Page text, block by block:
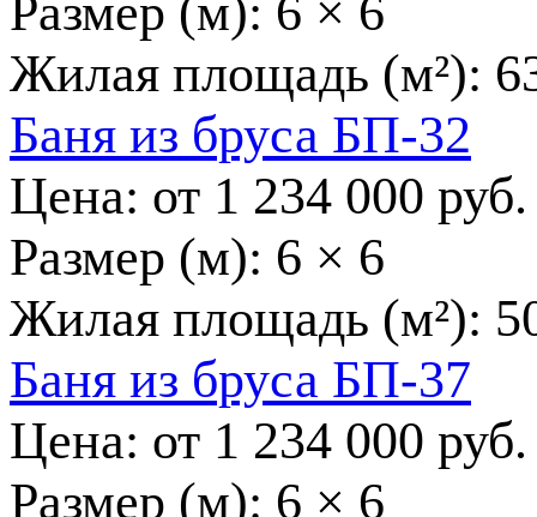
Размер (м): 6 × 6
Жилая площадь (м²):
Баня из бруса БП-32
Цена: от 1 234 000 руб.
Размер (м): 6 × 6
Жилая площадь (м²):
Баня из бруса БП-37
Цена: от 1 234 000 руб.
Размер (м): 6 × 6